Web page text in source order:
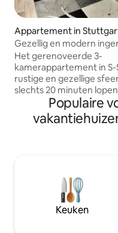
Appartement in
Gezellig en modern
appartement in S-Süd
Het gerenoveerde 3-
kamerappartement in
rustige en gezellige
slechts 20 minuten
centrum. Als alternatief
metrostation op 2 minuten
appartement van 75 m
slaapkamers zijn
comfortabele
evenals nieuwe ramen,
elektrische rolluiken.
Populaire
Keuken